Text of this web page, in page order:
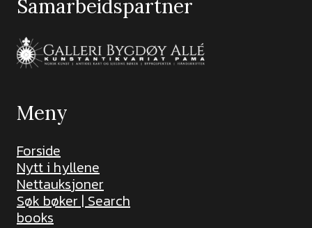
Samarbeidspartner
Meny
Forside
Nytt i hyllene
Nettauksjoner
Søk bøker | Search
books